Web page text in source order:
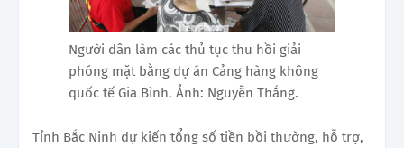
Người dân làm các thủ tục thu hồi giải
phóng mặt bằng dự án Cảng hàng không
quốc tế Gia Bình. Ảnh: Nguyễn Thắng.
Tỉnh Bắc Ninh dự kiến tổng số tiền bồi thường, hỗ trợ,